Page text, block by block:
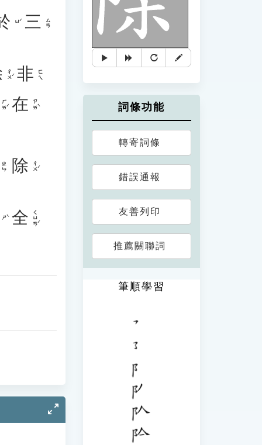
ㄩˊ 三 ㄙㄢ
ㄔㄨˊ 非 ㄈㄟ
ㄏㄞˊ 在 ㄗㄞˋ
ㄓㄣ 除 ㄔㄨˊ
ㄕˋ 全 ㄑㄩㄢˊ
詞條功能
轉寄詞條
錯誤通報
友善列印
推薦關聯詞
筆順學習